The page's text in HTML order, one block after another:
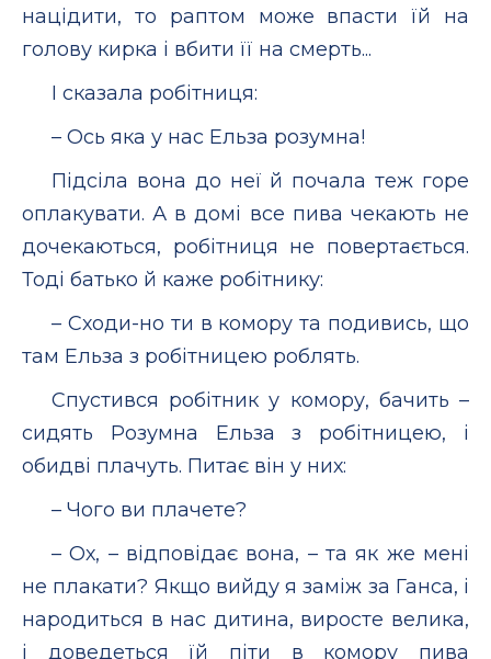
націдити, то раптом може впасти їй на
голову кирка і вбити її на смерть...
І сказала робітниця:
– Ось яка у нас Ельза розумна!
Підсіла вона до неї й почала теж горе
оплакувати. А в домі все пива чекають не
дочекаються, робітниця не повертається.
Тоді батько й каже робітнику:
– Сходи-но ти в комору та подивись, що
там Ельза з робітницею роблять.
Спустився робітник у комору, бачить –
сидять Розумна Ельза з робітницею, і
обидві плачуть. Питає він у них:
– Чого ви плачете?
– Ох, – відповідає вона, – та як же мені
не плакати? Якщо вийду я заміж за Ганса, і
народиться в нас дитина, виросте велика,
і доведеться їй піти в комору пива